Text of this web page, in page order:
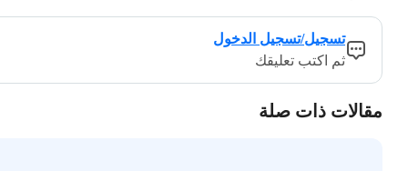
تسجيل/تسجيل الدخول
ثم اكتب تعليقك
مقالات ذات صلة